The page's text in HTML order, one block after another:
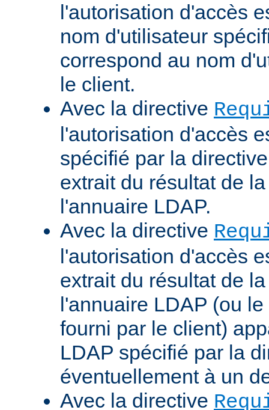
l'autorisation d'accès
nom d'utilisateur
correspond au nom
le client.
Avec la directive
l'autorisation d'accès
spécifié par la
extrait du résultat de
l'annuaire LDAP.
Avec la directive
l'autorisation d'accès
extrait du résultat de
l'annuaire LDAP (ou
fourni par le client)
LDAP spécifié par la
éventuellement à un
Avec la directive